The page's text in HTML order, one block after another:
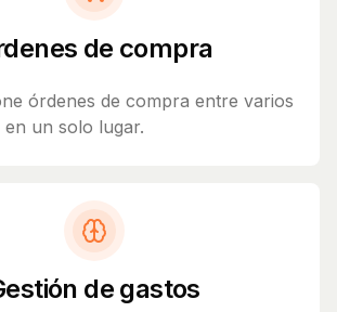
de compra
órdenes de compra entre varios
un solo lugar.
de gastos